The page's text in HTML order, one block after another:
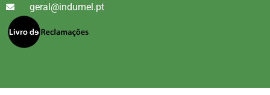
geral@indumel.pt